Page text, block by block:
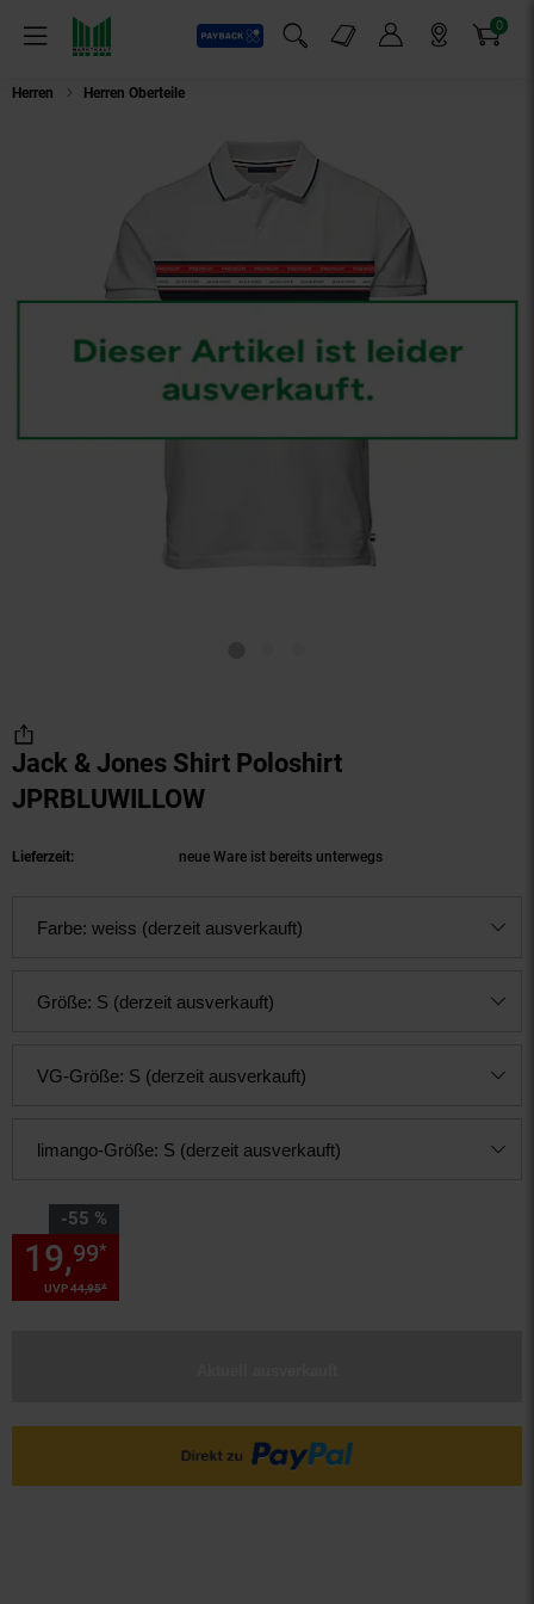
Menü
Payback
Suchfeld einblenden
Markt-Angebote 0
Artikel
Herren Herren Oberteile
Jack & Jones Shirt Poloshirt
JPRBLUWILLOW
Lieferzeit: neue Ware ist bereits unterwegs
Farbe: weiss (derzeit ausverkauft)
Größe: S (derzeit ausverkauft)
VG-Größe: S (derzeit ausverkauft)
limango-Größe: S (derzeit ausverkauft)
-55 %
Sie Sparen 55 Prozent,
UVP44,95*
19,99*